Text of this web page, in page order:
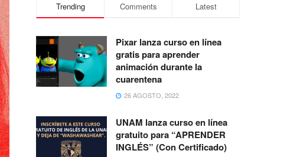
Trending Comments Latest
Pixar lanza curso en línea
gratis para aprender
animación durante la
cuarentena
26 AGOSTO, 2022
UNAM lanza curso en línea
gratuito para “APRENDER
INGLÉS” (Con Certificado)